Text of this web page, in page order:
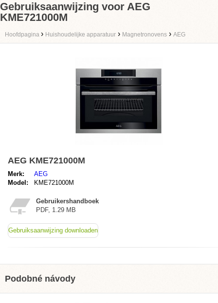
Gebruiksaanwijzing voor AEG
KME721000M
Hoofdpagina › Huishoudelijke apparatuur › Magnetronovens › AEG
AEG KME721000M
Merk:
AEG
Model:
KME721000M
Gebruikershandboek
PDF, 1.29 MB
Gebruiksaanwijzing downloaden
Podobné návody